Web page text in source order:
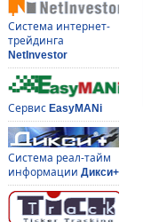
Система интернет-
трейдинга
NetInvestor
Сервис EasyMANi
Система реал-тайм
информации Дикси+